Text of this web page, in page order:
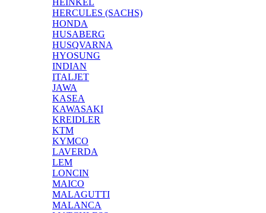
HEINKEL
HERCULES (SACHS)
HONDA
HUSABERG
HUSQVARNA
HYOSUNG
INDIAN
ITALJET
JAWA
KASEA
KAWASAKI
KREIDLER
KTM
KYMCO
LAVERDA
LEM
LONCIN
MAICO
MALAGUTTI
MALANCA